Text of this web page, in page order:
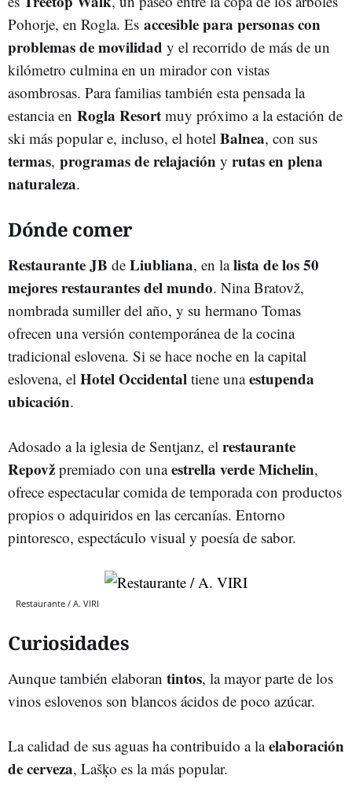
Pohorje, en Rogla. Es accesiblepara personas con
problemasdemovilidad y el recorrido de más de un
kilómetro culmina en un mirador con vistas
asombrosas. Para familias también esta pensada la
estancia en Rogla Resort muy próximo a la estación de
ski más popular e, incluso, el hotel Balnea, con sus
termas, programasderelajación y rutas en plena
naturaleza.
Dónde comer
RestauranteJB de Liubliana, en lalista de los50
mejoresrestaurantesdelmundo. Nina Bratovž,
nombrada sumiller del año, y su hermano Tomas
ofrecen una versión contemporánea de la cocina
tradicional eslovena. Si se hace noche en la capital
eslovena, el HotelOccidental tiene unaestupenda
ubicación.
Adosado a la iglesia de Sentjanz, el restaurante
Repovž premiado con unaestrella verdeMichelin,
ofrece espectacular comida de temporada con productos
propios o adquiridos en las cercanías. Entorno
pintoresco, espectáculo visual y poesía de sabor.
Restaurante / A. VIRI
Curiosidades
Aunque también elaboran tintos, la mayor parte de los
vinos eslovenos son blancos ácidos de poco azúcar.
La calidad de sus aguas ha contribuido a laelaboración
de cerveza, Lašķo es la más popular.